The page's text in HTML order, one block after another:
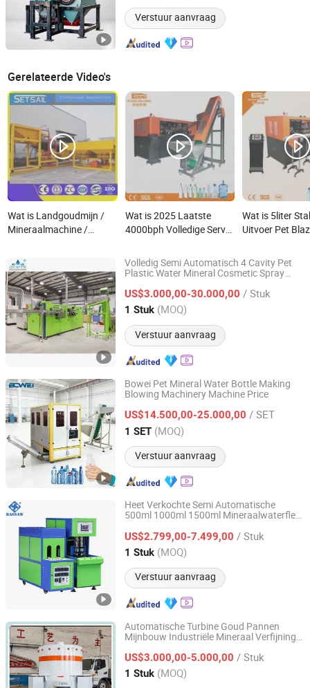
Verstuur aanvraag
Gerelateerde Video's
Wat is Landgoudmijn /
Mineraalmachine /
goudmachines met jig
mijnbouwapparatuur /
centrifuge /
goudwinnings trommel
voor
goudverwerkingsinstallatie
Wat is 2025 Laatste
4000bph Volledige Servo
Blazen Flesmachine
Plastic Pet Fles Blazen
Fles Fabricage Machine
CE Gecertificeerd
Wat is 5liter
Uitvoer Pet
Machine PLC
Preform
Mineraalwater
Volledig Semi Automatisch 4 Cavity Pet
Plastic Water Mineral Cosmetic Spray
Molding Blazen Maken Moulding Machine
Prijs
US$3.000,00-30.000,00 / Stuk
1 Stuk (MOQ)
Verstuur aanvraag
Shenzhen J&D Drinking Water Equipment Co., Ltd.
Guangdong, China Sinds 2008
Bowei Pet Mineral Water Bottle Making
Blowing Machinery Machine Price
US$14.500,00-25.000,00 / SET
1 SET (MOQ)
Verstuur aanvraag
Wenzhou Bowei Import & Export Co., Ltd.
Zhejiang, China Sinds 2013
Heet Verkochte Semi Automatische
500ml 1000ml 1500ml Mineraalwaterfles
Maakmachine
US$2.799,00-7.499,00 / Stuk
1 Stuk (MOQ)
Verstuur aanvraag
Shandong Dassaw Import and Export Co., Ltd.
Shandong, China Sinds 2020
Automatische Turbine Goud Pannen
Mijnbouw Industriële Mineraal Verfijning/
voor Rivierzand Herstel Scheider
US$3.000,00-5.000,00 / Stuk
1 Stuk (MOQ)
Henan Vida Environmental Technology Co., Ltd.
Henan, China Sinds 2026